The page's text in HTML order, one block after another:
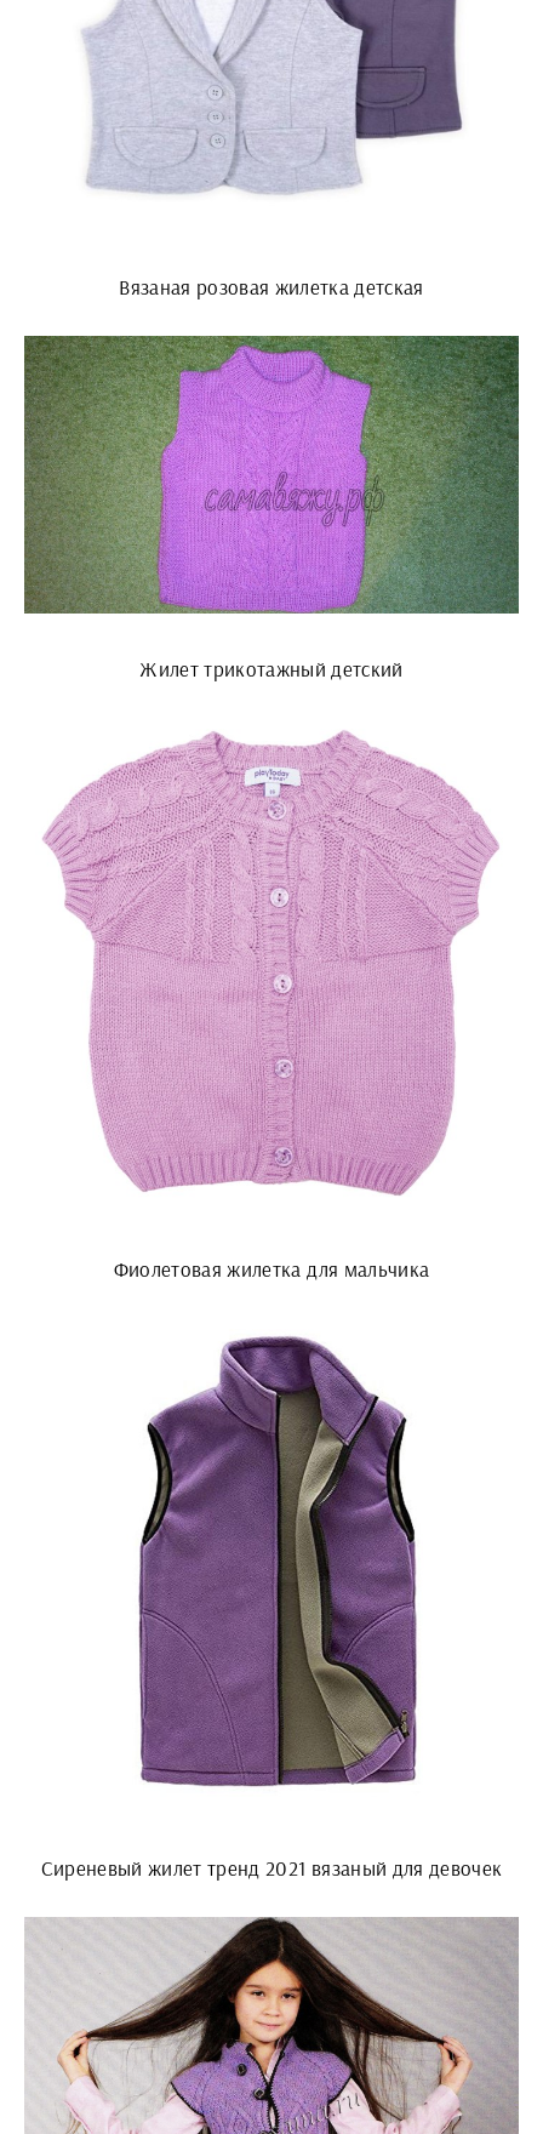
Вязаная розовая жилетка детская
Жилет трикотажный детский
Фиолетовая жилетка для мальчика
Сиреневый жилет тренд 2021 вязаный для девочек